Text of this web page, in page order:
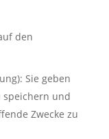
den
Sie geben
speichern und
Zwecke zu